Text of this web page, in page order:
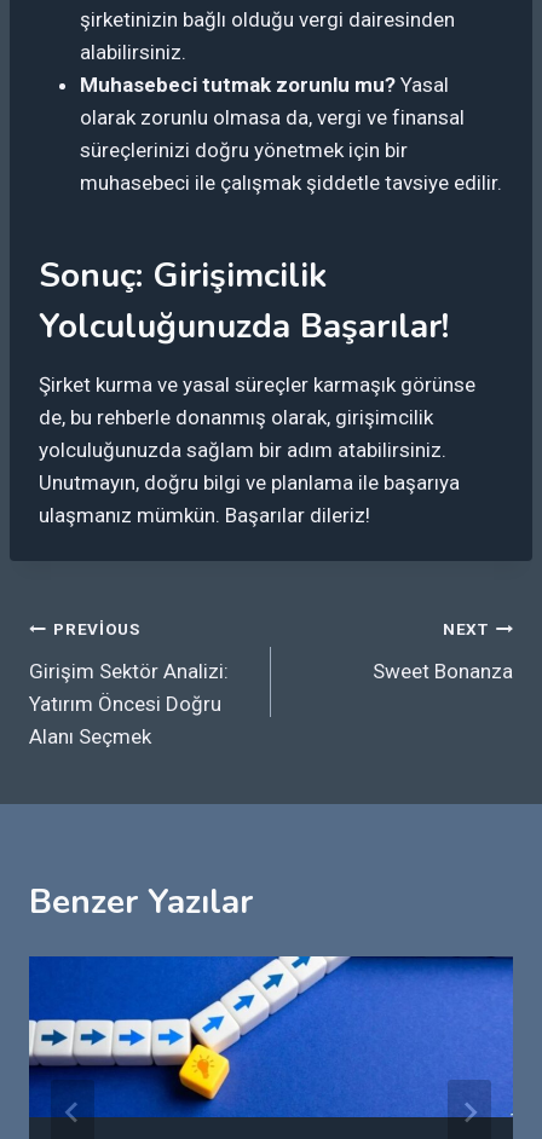
şirketinizin bağlı olduğu vergi dairesinden
alabilirsiniz.
Muhasebeci tutmak zorunlu mu? Yasal
olarak zorunlu olmasa da, vergi ve finansal
süreçlerinizi doğru yönetmek için bir
muhasebeci ile çalışmak şiddetle tavsiye edilir.
Sonuç: Girişimcilik
Yolculuğunuzda Başarılar!
Şirket kurma ve yasal süreçler karmaşık görünse
de, bu rehberle donanmış olarak, girişimcilik
yolculuğunuzda sağlam bir adım atabilirsiniz.
Unutmayın, doğru bilgi ve planlama ile başarıya
ulaşmanız mümkün. Başarılar dileriz!
Yazı
gezinmesi
PREVIOUS
Girişim Sektör Analizi:
Yatırım Öncesi Doğru
Alanı Seçmek
NEXT
Sweet Bonanza
Benzer Yazılar